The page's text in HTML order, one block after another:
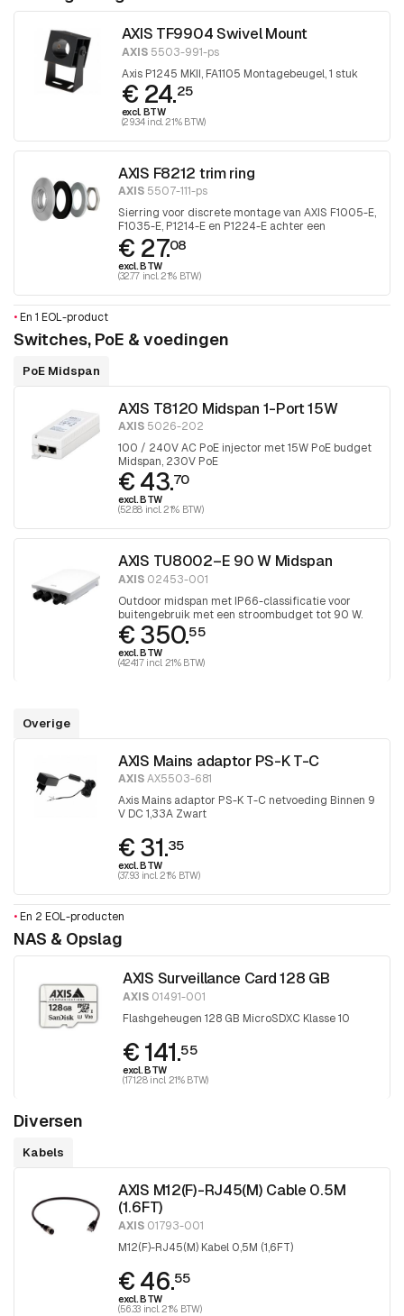
AXIS TF9904 Swivel Mount
AXIS5503-991-ps
Axis P1245 MKII, FA1105 Montagebeugel, 1 stuk
€ 24.25
excl. BTW
(29.34 incl. 21% BTW)
AXIS F8212 trim ring
AXIS 5507-111-ps
Sierring voor discrete montage van AXIS F1005-E,
F1035-E, P1214-E en P1224-E achter een
oppervlak, 1 stuk
€ 27.08
excl. BTW
(32.77 incl. 21% BTW)
• En 1 EOL-product
Switches, PoE & voedingen
PoE Midspan
AXIS T8120 Midspan 1-Port 15W
AXIS 5026-202
100 / 240V AC PoE injector met 15W PoE budget
Midspan, 230V PoE
€ 43.70
excl. BTW
(52.88 incl. 21% BTW)
AXIS TU8002–E 90 W Midspan
AXIS 02453-001
Outdoor midspan met IP66-classificatie voor
buitengebruik met een stroombudget tot 90 W.
€ 350.55
excl. BTW
(424.17 incl. 21% BTW)
Overige
AXIS Mains adaptor PS-K T-C
AXISAX5503-681
Axis Mains adaptor PS-K T-C netvoeding Binnen 9
V DC 1,33A Zwart
€ 31.35
excl. BTW
(37.93 incl. 21% BTW)
• En 2 EOL-producten
NAS & Opslag
AXIS Surveillance Card 128 GB
AXIS01491-001
Flashgeheugen 128 GB MicroSDXC Klasse 10
€ 141.55
excl. BTW
(171.28 incl. 21% BTW)
Diversen
Kabels
AXIS M12(F)-RJ45(M) Cable 0.5M
(1.6FT)
AXIS 01793-001
M12(F)-RJ45(M) Kabel 0,5M (1,6FT)
€ 46.55
excl. BTW
(56.33 incl. 21% BTW)